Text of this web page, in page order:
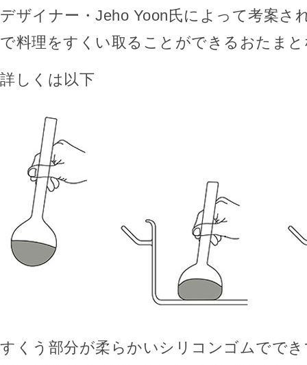
デザイナー・Jeho Yoon氏によって考案さ
で料理をすくい取ることができるおたま
詳しくは以下
すくう部分が柔らかいシリコンゴムでで